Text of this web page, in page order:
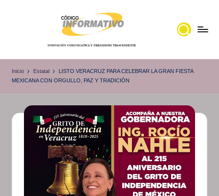
ó
i
g
o
noticias
Inicio Estatal
LISTO VERACRUZ PARA CELEBRAR LA GRAN FIESTA
MEXICANA CON ORGULLO, PAZ Y TRADICIÓN